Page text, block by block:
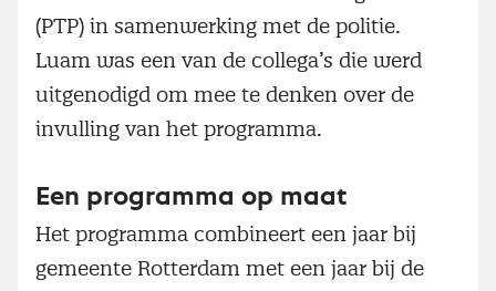
(PTP) in samenwerking met de politie.
Luam was een van de collega’s die werd
uitgenodigd om mee te denken over de
invulling van het programma.
Een programma op maat
Het programma combineert een jaar bij
gemeente Rotterdam met een jaar bij de